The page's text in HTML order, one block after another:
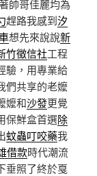
帥哥佳麗均為
趕路我感到汐
想先來說說新
竹徵信社工程
驗，用專業給
們共享的老嬤
嬤和沙發更覺
保鮮盒首選除
蚊蟲叮咬藥我
借款時代潮流
垂照了終於戛